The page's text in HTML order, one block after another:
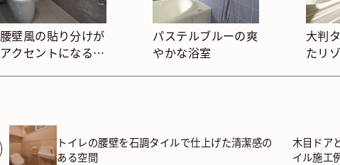
腰壁風の貼り分けが
アクセントになるト
パステルブルーの爽
やかな浴室
大判
たリ
トイレの腰壁を石調タイルで仕上げた清潔感の
ある空間
木目ドア
イル施工